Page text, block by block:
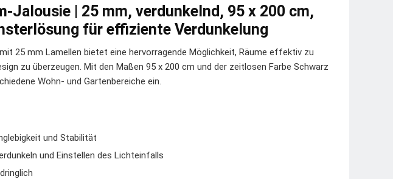
Jalousie | 25 mm, verdunkelnd, 95 x 200 cm,
für effiziente Verdunkelung
mit 25 mm Lamellen bietet eine hervorragende Möglichkeit, Räume effektiv zu
zu überzeugen. Mit den Maßen 95 x 200 cm und der zeitlosen Farbe Schwarz
Wohn- und Gartenbereiche ein.
und Stabilität
und Einstellen des Lichteinfalls